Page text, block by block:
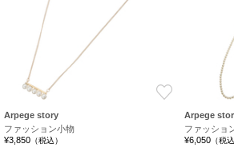
お気に入り
Arpege story
ファッション小物
¥3,850 （税込）
Arpege
ファッショ
¥6,050 （税込